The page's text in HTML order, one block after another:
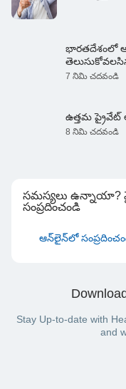
భారతదేశంలో
7 నిమి చదవండి
ఉత్తమ
8 నిమి చదవండి
సమస్యలు ఉన్నాయా?
సంప్రదించండి
ఆన్‌లైన్‌లో
Stay Up-to-date with
and